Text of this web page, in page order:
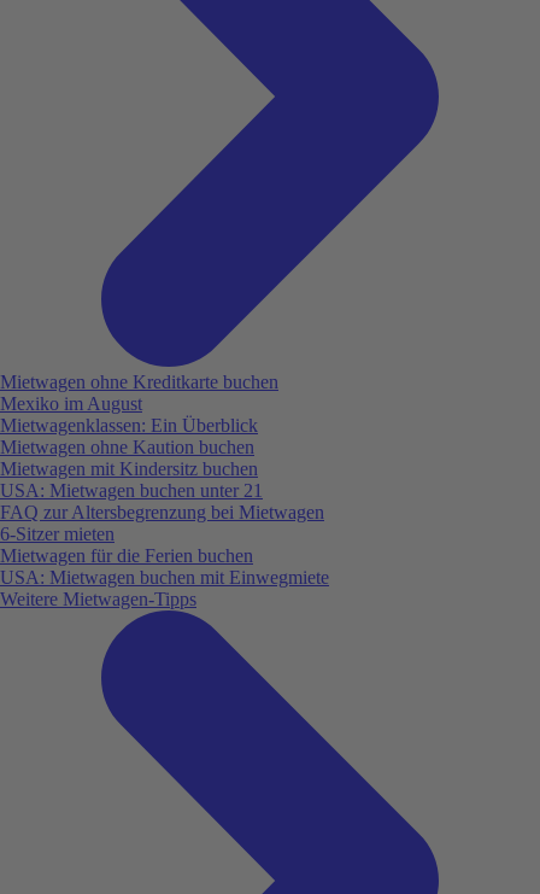
Mietwagen ohne Kreditkarte buchen
Mexiko im August
Mietwagenklassen: Ein Überblick
Mietwagen ohne Kaution buchen
Mietwagen mit Kindersitz buchen
USA: Mietwagen buchen unter 21
FAQ zur Altersbegrenzung bei Mietwagen
6-Sitzer mieten
Mietwagen für die Ferien buchen
USA: Mietwagen buchen mit Einwegmiete
Weitere Mietwagen-Tipps